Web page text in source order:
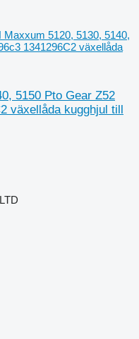
Maxxum 5120, 5130, 5140,
1341296C2 växellåda
5150 Pto Gear Z52
växellåda kugghjul till